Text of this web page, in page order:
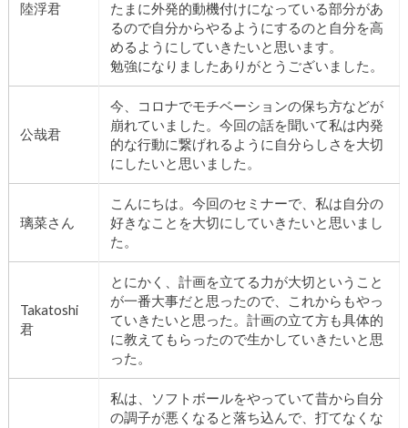
陸浮君
たまに外発的動機付けになっている部分があ
るので自分からやるようにするのと自分を高
めるようにしていきたいと思います。
勉強になりましたありがとうございました。
公哉君
今、コロナでモチベーションの保ち方などが
崩れていました。今回の話を聞いて私は内発
的な行動に繋げれるように自分らしさを大切
にしたいと思いました。
璃菜さん
こんにちは。今回のセミナーで、私は自分の
好きなことを大切にしていきたいと思いまし
た。
Takatoshi
君
とにかく、計画を立てる力が大切ということ
が一番大事だと思ったので、これからもやっ
ていきたいと思った。計画の立て方も具体的
に教えてもらったので生かしていきたいと思
った。
私は、ソフトボールをやっていて昔から自分
の調子が悪くなると落ち込んで、打てなくな